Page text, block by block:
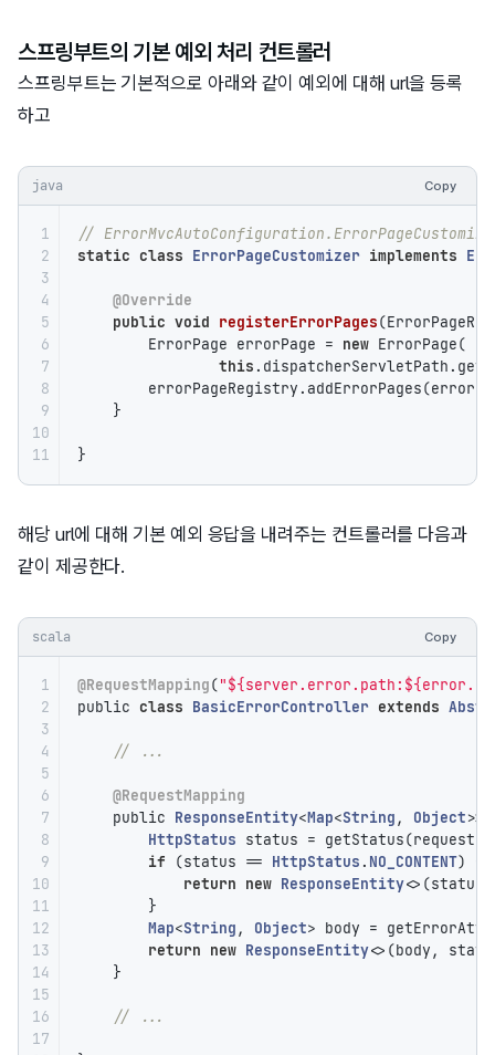
스프링부트의 기본 예외 처리 컨트롤러
스프링부트는 기본적으로 아래와 같이 예외에 대해 url을 등록
하고
java Copy
1
2
3
4
5
6
7
8
9
10
11
//
static class ErrorPageCustomizer implements
@Override
public void registerErrorPages
        ErrorPage errorPage =
new ErrorPage(
this
    }
}
해당 url에 대해 기본 예외 응답을 내려주는 컨트롤러를 다음과
같이 제공한다.
scala Copy
1
2
3
4
5
6
7
8
9
10
11
12
13
14
15
16
17
@RequestMapping(
public class BasicErrorController extends
// ...
@RequestMapping
    public
ResponseEntity<Map<String , Object>>
HttpStatus status = getStatus(request);
if (status == HttpStatus . NO_CONTENT) {
return new ResponseEntity
        }
Map<String , Object> body =
return new ResponseEntity<>(body,
    }
// ...